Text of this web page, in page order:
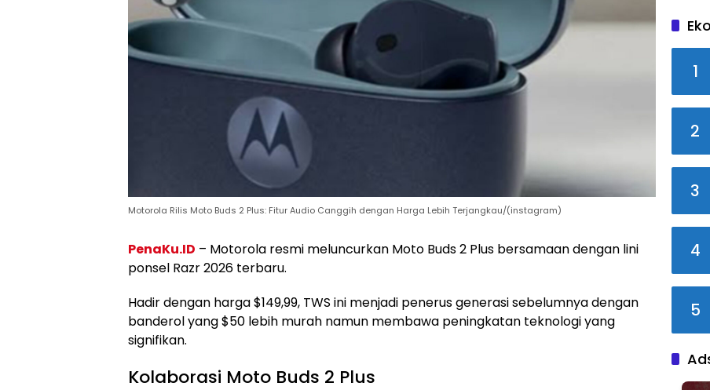
Motorola Rilis Moto Buds 2 Plus: Fitur Audio Canggih dengan Harga Lebih Terjangkau/(instagram)
PenaKu.ID – Motorola resmi meluncurkan Moto Buds 2 Plus bersamaan dengan lini
ponsel Razr 2026 terbaru.
Hadir dengan harga $149,99, TWS ini menjadi penerus generasi sebelumnya dengan
banderol yang $50 lebih murah namun membawa peningkatan teknologi yang
signifikan.
Kolaborasi Moto Buds 2 Plus
1
2
3
4
5